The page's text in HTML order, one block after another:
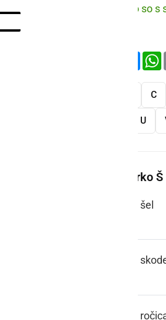
Dedek so so
Facebook
C
U
Več besed na črko Š
šel